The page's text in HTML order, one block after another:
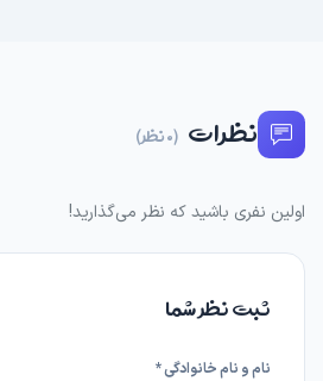
نظرات (0 نظر)
اولین نفری باشید که نظر می‌گذارید!
ثبت نظر شما
نام و نام خانوادگی *